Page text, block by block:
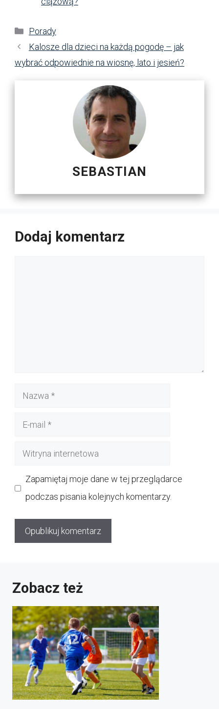
Kategorie
Porady
Kalosze dla dzieci na każdą pogodę – jak
wybrać odpowiednie na wiosnę, lato i jesień?
SEBASTIAN
Dodaj komentarz
Nazwa
Witryna
Zapamiętaj moje dane w tej przeglądarce
podczas pisania kolejnych komentarzy.
Zobacz też